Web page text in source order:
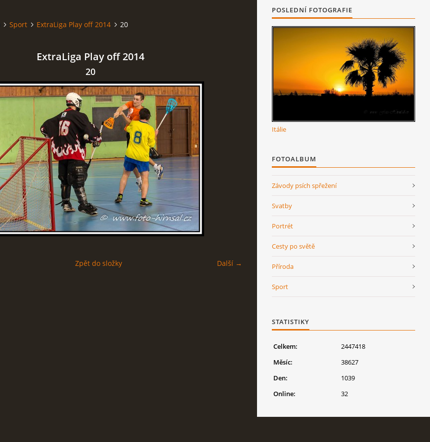
Sport ExtraLiga Play off 2014 20
ExtraLiga Play off 2014
20
Další →
Zpět do složky
POSLEDNÍ FOTOGRAFIE
Itálie
FOTOALBUM
Závody psích spřežení
Svatby
Portrét
Cesty po světě
Příroda
Sport
STATISTIKY
Online: 32
Celkem:
2447418
Měsíc:
38627
Den:
1039